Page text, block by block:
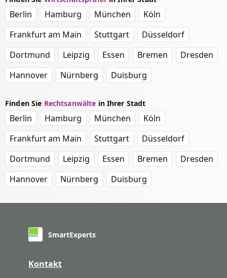
Berlin Hamburg München
Köln
Frankfurt am Main
Stuttgart
Düsseldorf
Dortmund
Leipzig Essen Bremen
Dresden
Hannover
Nürnberg Duisburg
Finden Sie Rechtsanwälte in Ihrer Stadt
Berlin Hamburg München
Köln
Frankfurt am Main
Stuttgart
Düsseldorf
Dortmund
Leipzig Essen Bremen
Dresden
Hannover
Nürnberg Duisburg
SmartExperts
Kontakt